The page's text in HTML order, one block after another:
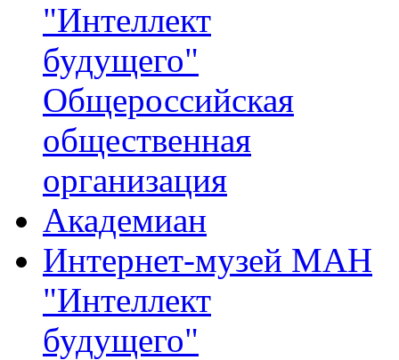
"Интеллект
будущего"
Общероссийская
общественная
организация
Академиан
Интернет-музей МАН
"Интеллект
будущего"